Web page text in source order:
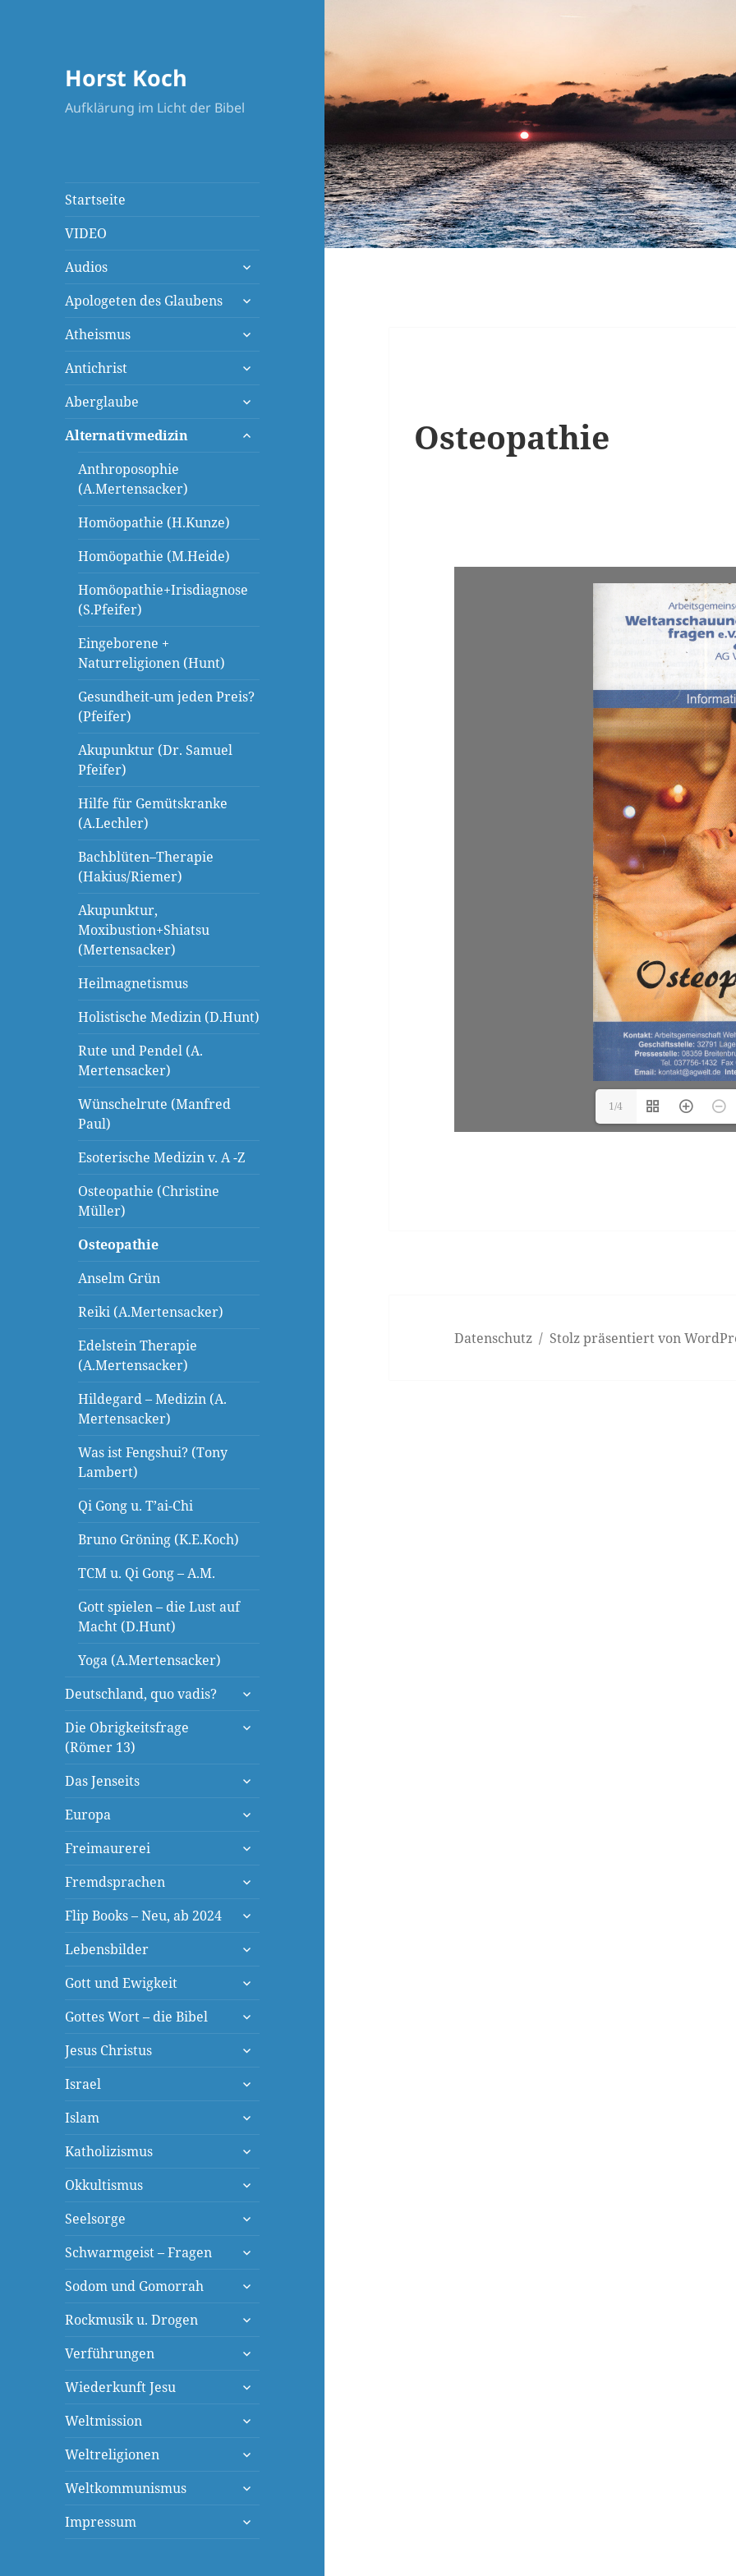
Horst Koch
Aufklärung im Licht der Bibel
Startseite
VIDEO
Audios
untermenü
Apologeten des Glaubens
untermenü
Atheismus
untermenü
Antichrist
untermenü
Aberglaube
untermenü
Alternativmedizin
untermenü
Anthroposophie
(A.Mertensacker)
Homöopathie (H.Kunze)
Homöopathie (M.Heide)
Homöopathie+Irisdiagnose
(S.Pfeifer)
Eingeborene +
Naturreligionen (Hunt)
Gesundheit-um jeden Preis?
(Pfeifer)
Akupunktur (Dr. Samuel
Pfeifer)
Hilfe für Gemütskranke
(A.Lechler)
Bachblüten–Therapie
(Hakius/Riemer)
Akupunktur,
Moxibustion+Shiatsu
(Mertensacker)
Heilmagnetismus
Holistische Medizin (D.Hunt)
Rute und Pendel (A.
Mertensacker)
Wünschelrute (Manfred
Paul)
Esoterische Medizin v. A -Z
Osteopathie (Christine
Müller)
Osteopathie
Anselm Grün
Reiki (A.Mertensacker)
Edelstein Therapie
(A.Mertensacker)
Hildegard – Medizin (A.
Mertensacker)
Was ist Fengshui? (Tony
Lambert)
Qi Gong u. T’ai-Chi
Bruno Gröning (K.E.Koch)
TCM u. Qi Gong – A.M.
Gott spielen – die Lust auf
Macht (D.Hunt)
Yoga (A.Mertensacker)
Deutschland, quo vadis?
untermenü
Die Obrigkeitsfrage
(Römer 13)
untermenü
Das Jenseits
untermenü
Europa
untermenü
Freimaurerei
untermenü
Fremdsprachen
untermenü
Flip Books – Neu, ab 2024
untermenü
Lebensbilder
untermenü
Gott und Ewigkeit
untermenü
Gottes Wort – die Bibel
untermenü
Jesus Christus
untermenü
Israel
untermenü
Islam
untermenü
Katholizismus
untermenü
Okkultismus
untermenü
Seelsorge
untermenü
Schwarmgeist – Fragen
untermenü
Sodom und Gomorrah
untermenü
Rockmusik u. Drogen
untermenü
Verführungen
untermenü
Wiederkunft Jesu
untermenü
Weltmission
untermenü
Weltreligionen
untermenü
Weltkommunismus
untermenü
Impressum
untermenü
Osteopathie
1/4
Datenschutz Stolz präsentiert von